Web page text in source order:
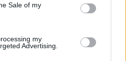
Sale of my
my
Advertising.
III atteints d’un cancer :